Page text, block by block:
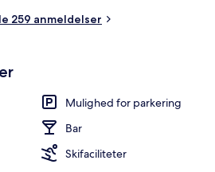
259 anmeldelser
Mulighed for parkering
Bar
Skifaciliteter